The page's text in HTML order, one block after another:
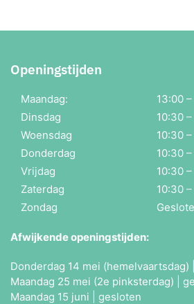
Openingstijden
Maandag:
13:00
Dinsdag
10:30
Woensdag
10:30
Donderdag
10:30
Vrijdag
10:30
Zaterdag
10:30
Zondag
Afwijkende openingstijden:
Donderdag 14 mei (hemelvaartsdag)
Maandag 25 mei (2e pinksterdag) |
Maandag 15 juni | gesloten